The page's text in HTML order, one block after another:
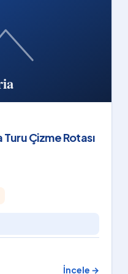
Çizme Rotası
İncele →